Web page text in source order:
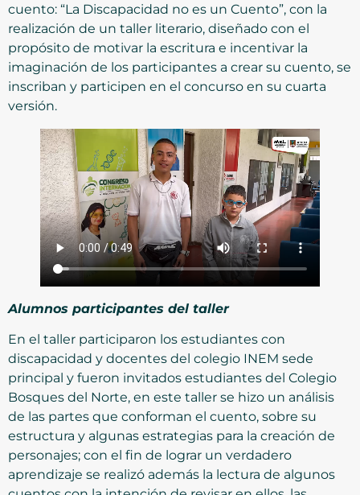
cuento: “La Discapacidad no es un Cuento”, con la
realización de un taller literario, diseñado con el
propósito de motivar la escritura e incentivar la
imaginación de los participantes a crear su cuento, se
inscriban y participen en el concurso en su cuarta
versión.
Alumnos participantes del taller
En el taller participaron los estudiantes con
discapacidad y docentes del colegio INEM sede
principal y fueron invitados estudiantes del Colegio
Bosques del Norte, en este taller se hizo un análisis
de las partes que conforman el cuento, sobre su
estructura y algunas estrategias para la creación de
personajes; con el fin de lograr un verdadero
aprendizaje se realizó además la lectura de algunos